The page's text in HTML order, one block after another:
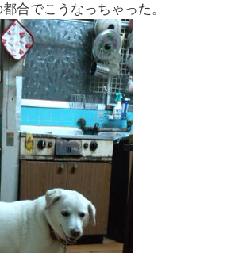
合でこうなっちゃった。